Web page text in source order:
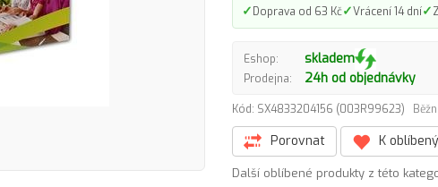
✓Doprava od 63 Kč✓Vrácení 14 dní✓
Eshop: skladem
Prodejna: 24h od objednávky
Kód: SX4833204156 (003R99623)
Porovnat K
Další oblíbené produkty z této